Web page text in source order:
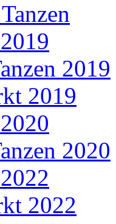
2019
2019
2020
2022